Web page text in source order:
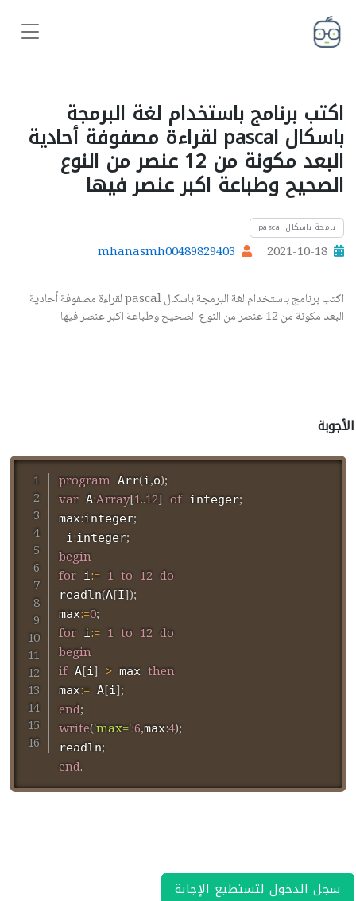
اكتب برنامج باستخدام لغة البرمجة
باسكال pascal لقراءة مصفوفة أحادیة
البعد مكونة من 12 عنصر من النوع
الصحیح وطباعة اكبر عنصر فیھا
برمجة باسكال pascal
2021-10-18
mhanasmh00489829403
اكتب برنامج باستخدام لغة البرمجة باسكال pascal لقراءة مصفوفة أحادیة
البعد مكونة من 12 عنصر من النوع الصحیح وطباعة اكبر عنصر فیھا
الأجوبة
program Arr(i,o);
var A:Array[1..12] of integer;
max:integer;
i:integer;
begin
for i:= 1 to 12 do
readln(A[I]);
max:=0;
for i:= 1 to 12 do
begin
if A[i] > max then
max:= A[i];
end;
write('max=':6,max:4);
readln;
end.
سجل الدخول لتستطيع الإجابة